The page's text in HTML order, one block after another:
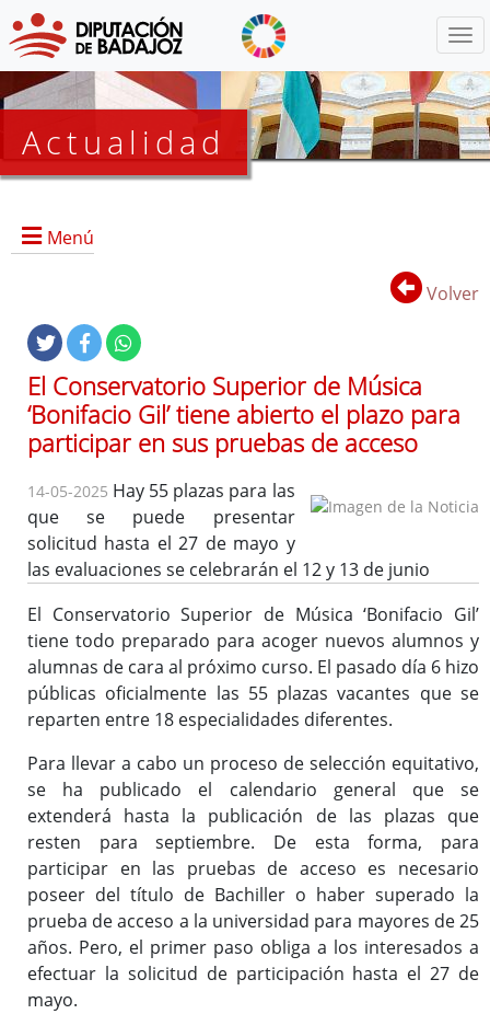
Actualidad
Menú
Noticias
Lista
de
distribución
Volver
El Conservatorio Superior de Música
‘Bonifacio Gil’ tiene abierto el plazo para
participar en sus pruebas de acceso
14-05-2025 Hay 55 plazas para las
que se puede presentar
solicitud hasta el 27 de mayo y
las evaluaciones se celebrarán el 12 y 13 de junio
El Conservatorio Superior de Música ‘Bonifacio Gil’
tiene todo preparado para acoger nuevos alumnos y
alumnas de cara al próximo curso. El pasado día 6 hizo
públicas oficialmente las 55 plazas vacantes que se
reparten entre 18 especialidades diferentes.
Para llevar a cabo un proceso de selección equitativo,
se ha publicado el calendario general que se
extenderá hasta la publicación de las plazas que
resten para septiembre. De esta forma, para
participar en las pruebas de acceso es necesario
poseer del título de Bachiller o haber superado la
prueba de acceso a la universidad para mayores de 25
años. Pero, el primer paso obliga a los interesados a
efectuar la solicitud de participación hasta el 27 de
mayo.